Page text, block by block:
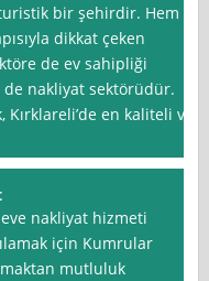
bir şehirdir. Hem
dikkat çeken
de ev sahipliği
nakliyat sektörüdür.
en kaliteli ve
eve nakliyat hizmeti
için Kumrular
mutluluk